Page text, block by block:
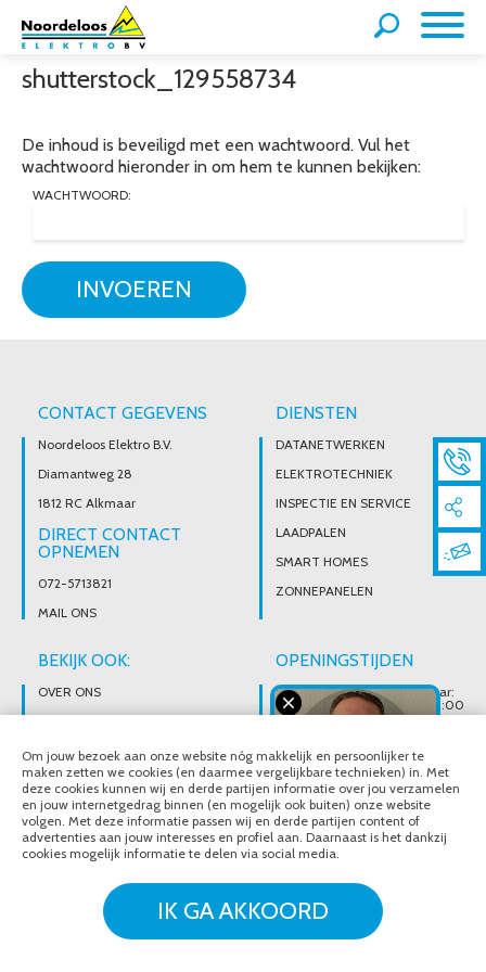
shutterstock_129558734
De inhoud is beveiligd met een wachtwoord. Vul het
wachtwoord hieronder in om hem te kunnen bekijken:
WACHTWOORD:
INVOEREN
CONTACT GEGEVENS
Noordeloos Elektro B.V.
Diamantweg 28
1812 RC Alkmaar
DIRECT CONTACT
OPNEMEN
072-5713821
MAIL ONS
DIENSTEN
DATANETWERKEN
ELEKTROTECHNIEK
INSPECTIE EN SERVICE
LAADPALEN
SMART HOMES
ZONNEPANELEN
BEKIJK OOK:
OVER ONS
VACATURES
OPENINGSTIJDEN
Wij zijn telefonisch bereikbaar:
Maandag tot vrijdag van 08:00
t/m 17:00 uur
particuliere verkoop.
Afhalen van materialen is
alleen mogelijk na telefonisch
contact.
Over ons
Brochures
Vacatures
Om jouw bezoek aan onze website nóg makkelijk en persoonlijker te
maken zetten we cookies (en daarmee vergelijkbare technieken) in. Met
deze cookies kunnen wij en derde partijen informatie over jou verzamelen
en jouw internetgedrag binnen (en mogelijk ook buiten) onze website
volgen. Met deze informatie passen wij en derde partijen content of
advertenties aan jouw interesses en profiel aan. Daarnaast is het dankzij
cookies mogelijk informatie te delen via social media.
IK GA AKKOORD